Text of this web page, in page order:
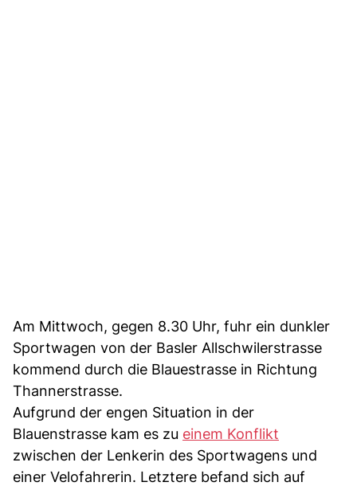
Am Mittwoch, gegen 8.30 Uhr, fuhr ein dunkler
Sportwagen von der Basler Allschwilerstrasse
kommend durch die Blauestrasse in Richtung
Thannerstrasse.
Aufgrund der engen Situation in der
Blauenstrasse kam es zu einem Konflikt
zwischen der Lenkerin des Sportwagens und
einer Velofahrerin. Letztere befand sich auf